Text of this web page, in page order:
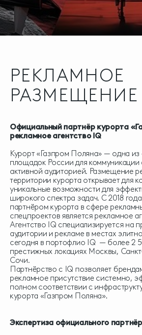
РЕКЛАМНОЕ
РАЗМЕЩЕНИЕ
Официальный партнёр курорта
рекламное агентство IQ
Курорт «Газпром Поляна» — одна
площадок России для
активной аудиторией. Размещение
территории курорта открывает для
уникальные возможности для
широкого спектра задач. С 2018
партнёром курорта в сфере
спецпроектов является рекламное
Агентство IQ специализируется на
аудитории и рекламе в местах
сегодня в портофлио IQ — более 2
престижных локациях Москвы,
Сочи.
Партнёрство с IQ позволяет
рекламное присутствие системно,
полном соответствии с
курорта «Газпром Поляна».
Экспертиза официального